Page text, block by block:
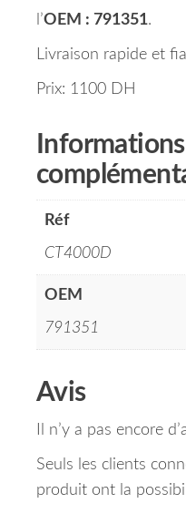
l’OEM : 791351.
Livraison rapide et
Prix: 1100 DH
Informations
Réf
CT4000D
OEM
791351
Avis
Il n’y a pas encore
Seuls les clients
produit ont la